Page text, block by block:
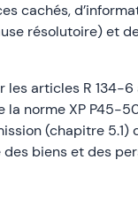
cachés,
résolutoire) et
articles R 134-
norme XP P45-
(chapitre 5.1)
biens et des